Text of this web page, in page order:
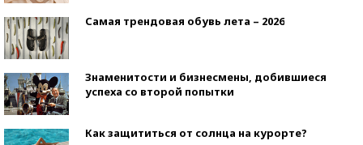
Самая трендовая обувь лета – 2026
Знаменитости и бизнесмены, добившиеся
успеха со второй попытки
Как защититься от солнца на курорте?